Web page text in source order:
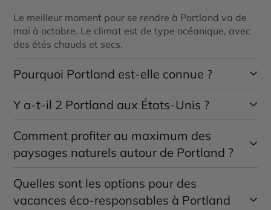
Le meilleur moment pour se rendre à Portland va de
mai à octobre. Le climat est de type océanique, avec
des étés chauds et secs.
Pourquoi Portland est-elle connue ?
C’est une ville écologique engagée pour le
développement durable et connue pour sa culture
alternative.
Y a-t-il 2 Portland aux États-Unis ?
Oui, Portland en Oregon et Portland dans le Maine.
Comment profiter au maximum des
paysages naturels autour de Portland ?
Le mieux est de faire des excursions jusqu’à la
Columbia River Gorge, au Mount Hood, à la Vallée de
Quelles sont les options pour des
vacances éco-responsables à Portland